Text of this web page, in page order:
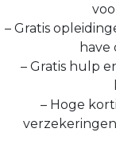
– Gratis
have
– Gratis hulp
– Hoge